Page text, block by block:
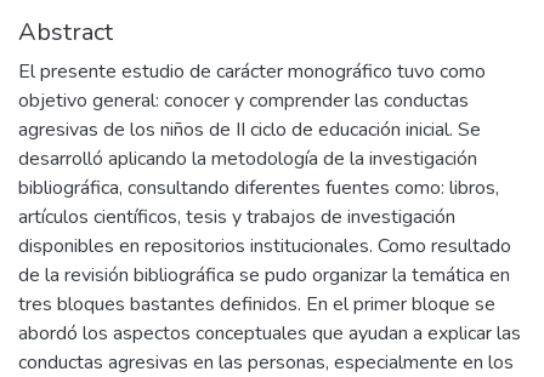
Abstract
El presente estudio de carácter monográfico tuvo como
objetivo general: conocer y comprender las conductas
agresivas de los niños de II ciclo de educación inicial. Se
desarrolló aplicando la metodología de la investigación
bibliográfica, consultando diferentes fuentes como: libros,
artículos científicos, tesis y trabajos de investigación
disponibles en repositorios institucionales. Como resultado
de la revisión bibliográfica se pudo organizar la temática en
tres bloques bastantes definidos. En el primer bloque se
abordó los aspectos conceptuales que ayudan a explicar las
conductas agresivas en las personas, especialmente en los